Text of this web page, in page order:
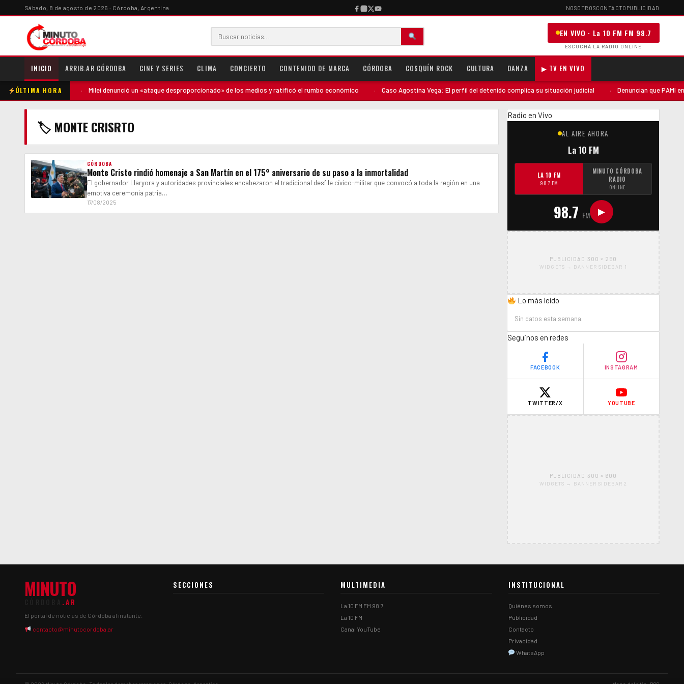
Sábado, 8 de agosto de 2026 · Córdoba, Argentina NOSOTROSCONTACTO PUBLICIDAD
EN VIVO · La 10 FM FM 98.7
ESCUCHÁ LA RADIO ONLINE
INICIO ARRIB.AR CÓRDOBA CINE Y SERIES CLIMA CONCIERTO CONTENIDO DE MARCA CÓRDOBA COSQUÍN ROCK CULTURA DANZA ▶ TV EN VIVO
ÚLTIMA HORA
contra la madre Milei denunció un «ataque desproporcionado» de los medios y ratificó el rumbo económico Caso Agostina Vega: El perfil del detenido complica su situación judicial Denuncian que PAMI
🏷 MONTE CRISRTO
CÓRDOBA
Monte Cristo rindió homenaje a San Martín en el 175° aniversario de su paso a la inmortalidad
El gobernador Llaryora y autoridades provinciales encabezaron el tradicional desfile cívico-militar que convocó a toda la región en una
emotiva ceremonia patria…
17/08/2025
Radio en Vivo
AL AIRE AHORA
La 10 FM
LA 10 FM
98.7 FM
MINUTO CÓRDOBA
RADIO
ONLINE
98.7 FM ▶
PUBLICIDAD 300 × 250
WIDGETS → BANNER SIDEBAR 1
Lo más leído
Sin datos esta semana.
Seguinos en redes
FACEBOOK INSTAGRAM
TWITTER/X YOUTUBE
PUBLICIDAD 300 × 600
WIDGETS → BANNER SIDEBAR 2
MINUTO
.AR
El portal de noticias de Córdoba al instante.
contacto@minutocordoba.ar
SECCIONES MULTIMEDIA
La 10 FM FM 98.7
La 10 FM
Canal YouTube
INSTITUCIONAL
Quiénes somos
Publicidad
Contacto
Privacidad
WhatsApp